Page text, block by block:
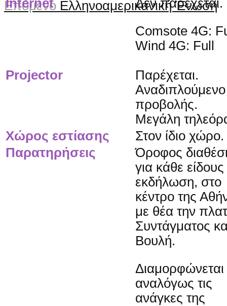
Επόμενο Ελληνοαμερικανική Ένωση
Internet
Δεν παρέχεται.
Comsote 4G:
Wind 4G: Full
Projector
Παρέχεται.
προβολής.
Μεγάλη
Χώρος εστίασης
Στον ίδιο χώρο.
Παρατηρήσεις
Όροφος
για κάθε είδους
εκδήλωση, στο
κέντρο της
με θέα την
Συντάγματος
Βουλή.
Διαμορφώνεται
αναλόγως τις
ανάγκες της